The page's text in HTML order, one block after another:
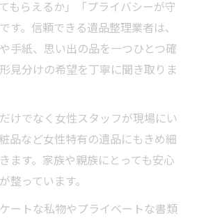
もらえるか」「プライバシーが守
す。信頼できる遺品整理業者は、
手紙、思い出の品を一つひとつ確
見分けの希望を丁寧に聞き取りま
けでなく女性スタッフが現場にい
品など女性特有の遺品にもきめ細
ます。家族や親族にとっても安心
整っています。
ートな私物やプライベートな書類